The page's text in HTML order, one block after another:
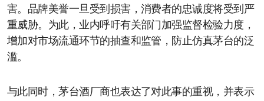
害。品牌美誉一旦受到损害，消费者的忠诚度将受到严
重威胁。为此，业内呼吁有关部门加强监督检验力度，
增加对市场流通环节的抽查和监管，防止仿真茅台的泛
滥。
与此同时，茅台酒厂商也表达了对此事的重视，并表示